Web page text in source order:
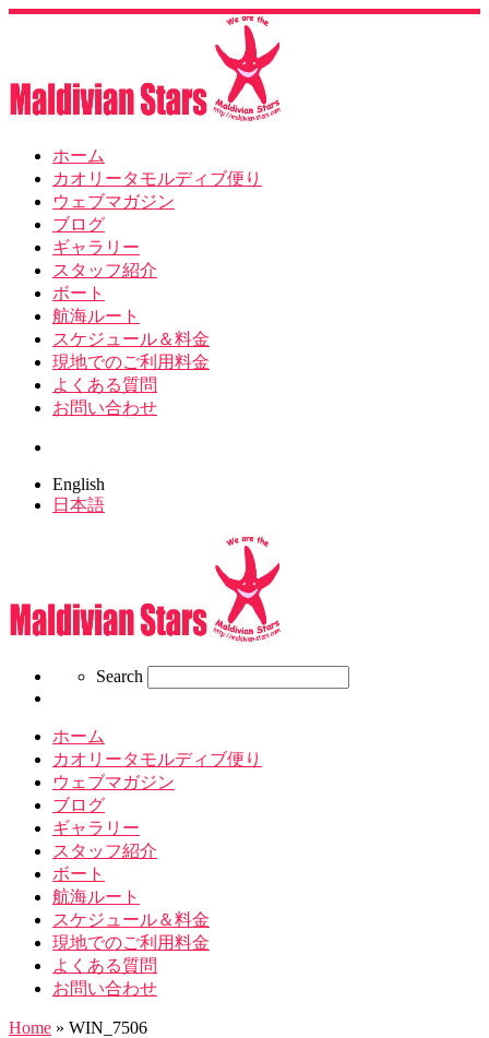
ホーム
カオリータモルディブ便り
ウェブマガジン
ブログ
ギャラリー
スタッフ紹介
ボート
航海ルート
スケジュール＆料金
現地でのご利用料金
よくある質問
お問い合わせ
English
日本語
SearchSearch
ホーム
カオリータモルディブ便り
ウェブマガジン
ブログ
ギャラリー
スタッフ紹介
ボート
航海ルート
スケジュール＆料金
現地でのご利用料金
よくある質問
お問い合わせ
Home » WIN_7506